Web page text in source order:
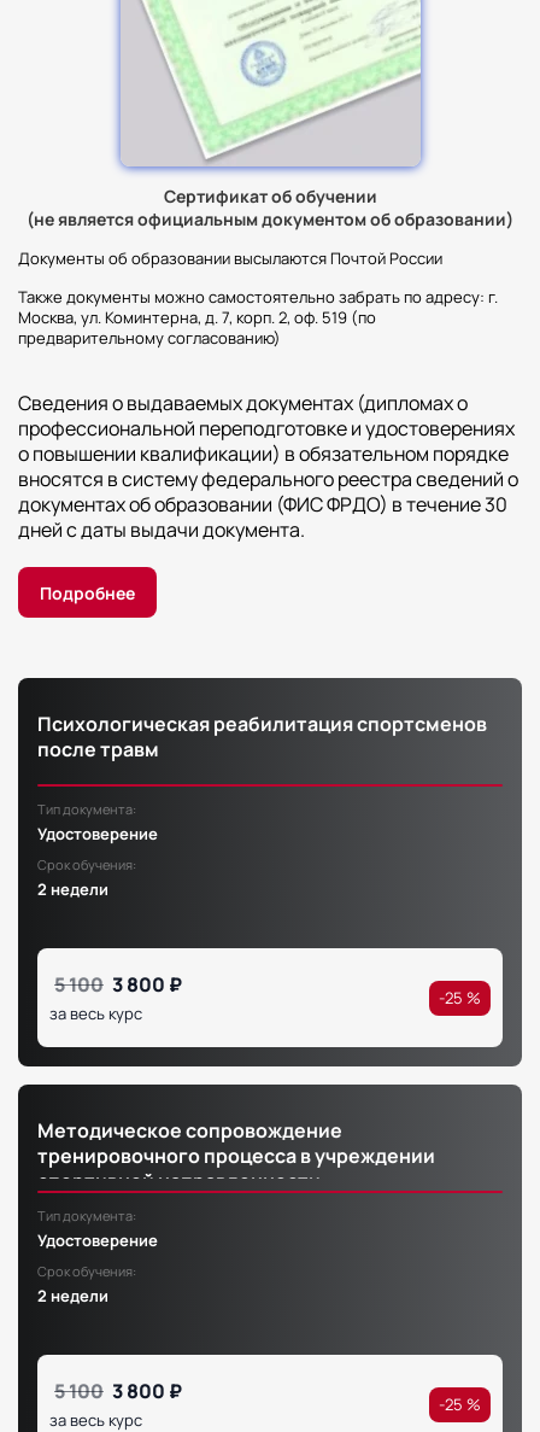
Сертификат об обучении
(не является официальным документом об образовании)
Документы об образовании высылаются Почтой России
Также документы можно самостоятельно забрать по адресу: г.
Москва, ул. Коминтерна, д. 7, корп. 2, оф. 519 (по
предварительному согласованию)
Сведения о выдаваемых документах (дипломах о
профессиональной переподготовке и удостоверениях
о повышении квалификации) в обязательном порядке
вносятся в систему федерального реестра сведений о
документах об образовании (ФИС ФРДО) в течение 30
дней с даты выдачи документа.
Подробнее
Психологическая реабилитация спортсменов
после травм
Тип документа:
Удостоверение
Срок обучения:
2 недели
5 100 3 800 ₽
за весь курс
-25 %
Методическое сопровождение
тренировочного процесса в учреждении
спортивной направленности
Тип документа:
Удостоверение
Срок обучения:
2 недели
5 100 3 800 ₽
за весь курс
-25 %